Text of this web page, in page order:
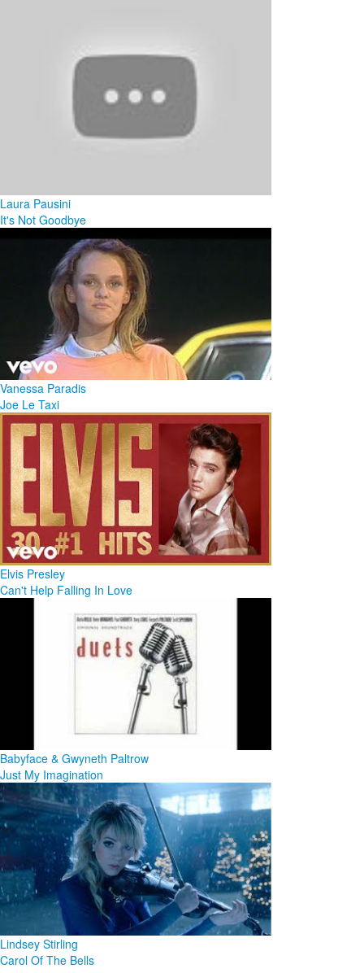
Laura Pausini
It's Not Goodbye
Vanessa Paradis
Joe Le Taxi
Elvis Presley
Can't Help Falling In Love
Babyface & Gwyneth Paltrow
Just My Imagination
Lindsey Stirling
Carol Of The Bells